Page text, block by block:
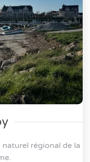
régional de la